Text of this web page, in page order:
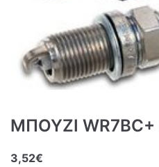
ΜΠΟΥΖΙ WR7BC+
3,52€